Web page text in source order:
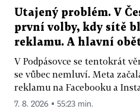
Utajený problém. V
první volby, kdy sítě
reklamu. A hlavní
V Podpásovce se tentokrát
se vůbec nemluví. Meta
reklamu na Facebooku a
7. 8. 2026 ▪ 55:23 min.